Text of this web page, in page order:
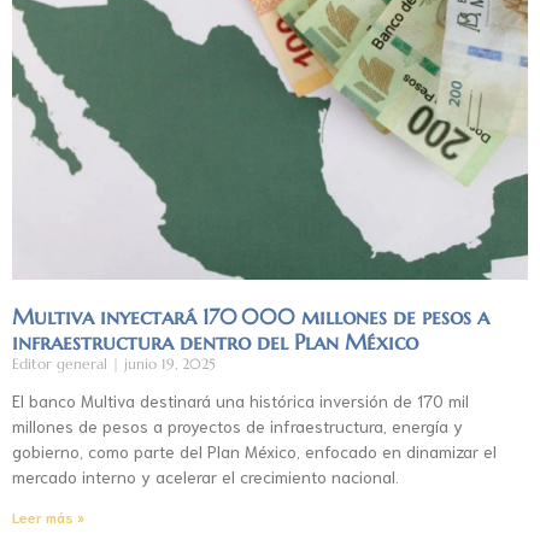
Multiva inyectará 170 000 millones de pesos a
infraestructura dentro del Plan México
Editor general junio 19, 2025
El banco Multiva destinará una histórica inversión de 170 mil
millones de pesos a proyectos de infraestructura, energía y
gobierno, como parte del Plan México, enfocado en dinamizar el
mercado interno y acelerar el crecimiento nacional.
Leer más »